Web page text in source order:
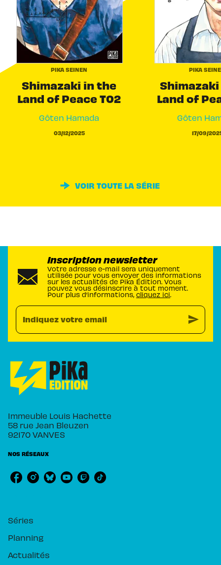
PIKA SEINEN
Shimazaki in the
Land of Peace T02
Gôten Hamada
03/12/2025
PIKA
Land of
Gôten
17/09/
VOIR TOUTE LA SÉRIE
Inscription newsletter
Votre adresse e-mail sera uniquement
utilisée pour vous envoyer des informations
sur les actualités de Pika Édition. Vous
pouvez vous désinscrire à tout moment.
Pour plus d’informations, cliquez ici.
Indiquez votre email send
Immeuble Louis Hachette
58 rue Jean Bleuzen
92170 VANVES
NOS RÉSEAUX
Séries
Planning
Actualités